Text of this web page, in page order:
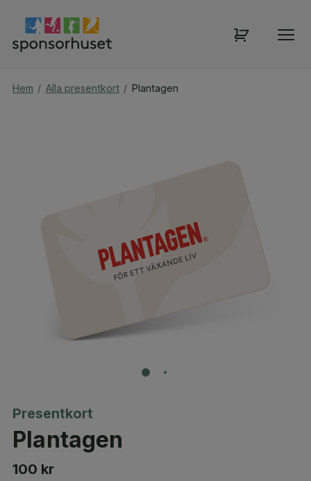
Hem / Alla presentkort / Plantagen
Presentkort
Plantagen
100 kr